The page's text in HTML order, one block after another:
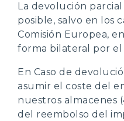
La devolución
posible, salvo en los
Comisión Europea,
forma bilateral por
En Caso de
asumir el coste del
nuestros almacenes
del reembolso del